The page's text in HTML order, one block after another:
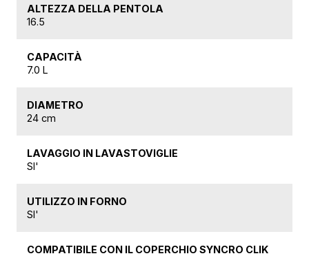
ALTEZZA DELLA PENTOLA
16.5
CAPACITÀ
7.0 L
DIAMETRO
24 cm
LAVAGGIO IN LAVASTOVIGLIE
SI'
UTILIZZO IN FORNO
SI'
COMPATIBILE CON IL COPERCHIO SYNCRO CLIK